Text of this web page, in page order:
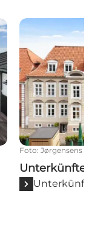
Unterkünfte
Foto: Jørgensens
Unterkünfte